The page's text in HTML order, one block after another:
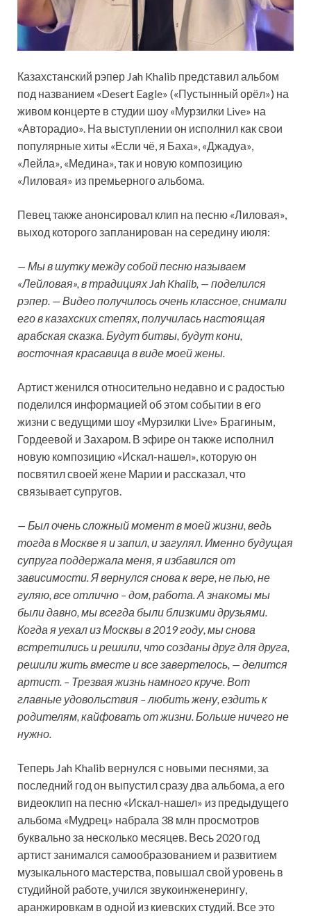
Казахстанский рэпер Jah Khalib представил альбом
под названием «Desert Eagle» («Пустынный орёл») на
живом концерте в студии шоу «Мурзилки Live» на
«Авторадио». На выступлении он исполнил как свои
популярные хиты «Если чё, я Баха», «Джадуа»,
«Лейла», «Медина», так и новую композицию
«Лиловая» из премьерного альбома.
Певец также анонсировал клип на песню «Лиловая»,
выход которого запланирован на середину июля:
— Мы в шутку между собой песню называем
«Лейловая», в традициях Jah Khalib, — поделился
рэпер. — Видео получилось очень классное, снимали
его в казахских степях, получилась настоящая
арабская сказка. Будут битвы, будут кони,
восточная красавица в виде моей жены.
Артист женился относительно недавно и с радостью
поделился информацией об этом событии в его
жизни с ведущими шоу «Мурзилки Live» Брагиным,
Гордеевой и Захаром. В эфире он также исполнил
новую композицию «Искал-нашел», которую он
посвятил своей жене Марии и рассказал, что
связывает супругов.
— Был очень сложный момент в моей жизни, ведь
тогда в Москве я и запил, и загулял. Именно будущая
супруга поддержала меня, я избавился от
зависимости. Я вернулся снова к вере, не пью, не
гуляю, все отлично – дом, работа. А знакомы мы
были давно, мы всегда были близкими друзьями.
Когда я уехал из Москвы в 2019 году, мы снова
встретились и решили, что созданы друг для друга,
решили жить вместе и все завертелось, — делится
артист. – Трезвая жизнь намного круче. Вот
главные удовольствия – любить жену, ездить к
родителям, кайфовать от жизни. Больше ничего не
нужно.
Теперь Jah Khalib вернулся с новыми песнями, за
последний год он выпустил сразу два альбома, а его
видеоклип на песню «Искал-нашел» из предыдущего
альбома «Мудрец» набрала 38 млн просмотров
буквально за несколько месяцев. Весь 2020 год
артист занимался самообразованием и развитием
музыкального мастерства, повышал свой уровень в
студийной работе, учился звукоинженерингу,
аранжировкам в одной из киевских студий. Все это